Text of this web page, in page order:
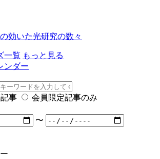
効いた光研究の数々
一覧 もっと見る
ンダー
事
会員限定記事のみ
〜